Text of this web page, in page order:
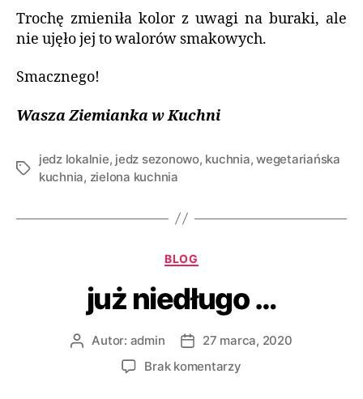
Trochę zmieniła kolor z uwagi na buraki, ale
nie ujęło jej to walorów smakowych.
Smacznego!
Wasza Ziemianka w Kuchni
jedz lokalnie, jedz sezonowo, kuchnia,wegetariańska
kuchnia, zielona kuchnia
BLOG
już niedługo …
Autor: admin
27 marca, 2020
Brak komentarzy